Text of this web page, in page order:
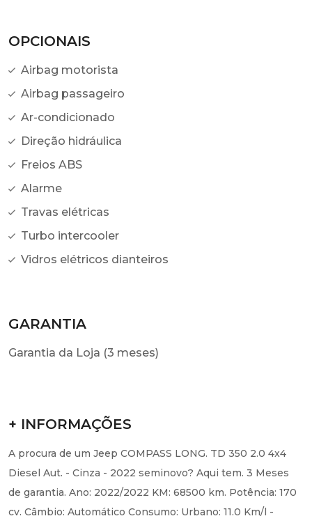
OPCIONAIS
Airbag motorista
Airbag passageiro
Ar-condicionado
Direção hidráulica
Freios ABS
Alarme
Travas elétricas
Turbo intercooler
Vidros elétricos dianteiros
GARANTIA
Garantia da Loja (3 meses)
+ INFORMAÇÕES
A procura de um Jeep COMPASS LONG. TD 350 2.0 4x4
Diesel Aut. - Cinza - 2022 seminovo? Aqui tem. 3 Meses
de garantia. Ano: 2022/2022 KM: 68500 km. Potência: 170
cv. Câmbio: Automático Consumo: Urbano: 11.0 Km/l -